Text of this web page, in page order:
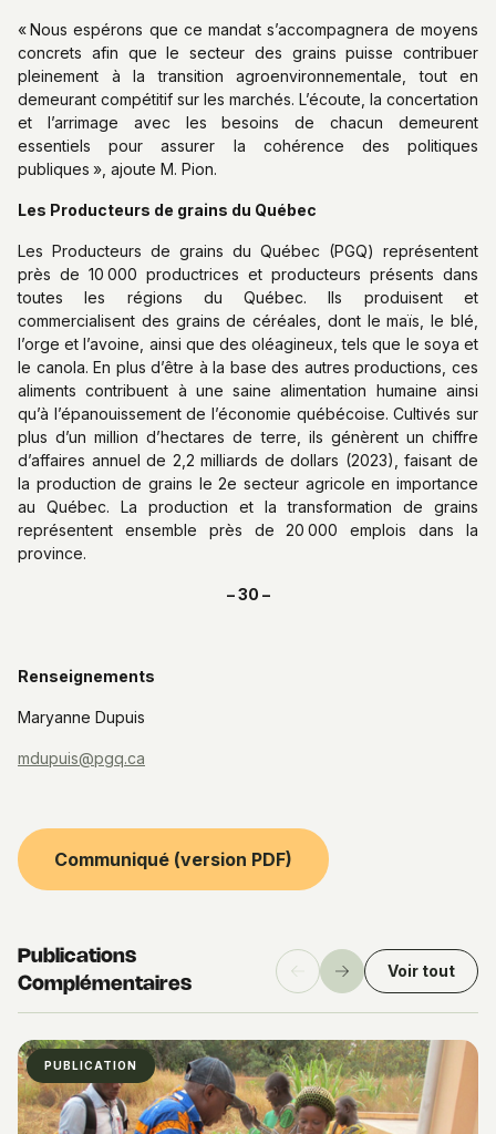
« Nous espérons que ce mandat s’accompagnera de moyens
concrets afin que le secteur des grains puisse contribuer
pleinement à la transition agroenvironnementale, tout en
demeurant compétitif sur les marchés. L’écoute, la concertation
et l’arrimage avec les besoins de chacun demeurent
essentiels pour assurer la cohérence des politiques
publiques », ajoute M. Pion.
Les Producteurs de grains du Québec
Les Producteurs de grains du Québec (PGQ) représentent
près de 10 000 productrices et producteurs présents dans
toutes les régions du Québec. Ils produisent et
commercialisent des grains de céréales, dont le maïs, le blé,
l’orge et l’avoine, ainsi que des oléagineux, tels que le soya et
le canola. En plus d’être à la base des autres productions, ces
aliments contribuent à une saine alimentation humaine ainsi
qu’à l’épanouissement de l’économie québécoise. Cultivés sur
plus d’un million d’hectares de terre, ils génèrent un chiffre
d’affaires annuel de 2,2 milliards de dollars (2023), faisant de
la production de grains le 2e secteur agricole en importance
au Québec. La production et la transformation de grains
représentent ensemble près de 20 000 emplois dans la
province.
– 30 –
Renseignements
Maryanne Dupuis
mdupuis@pgq.ca
Communiqué (version PDF)
Publications
Complémentaires
PrécédentSuivantVoir tout
PUBLICATION